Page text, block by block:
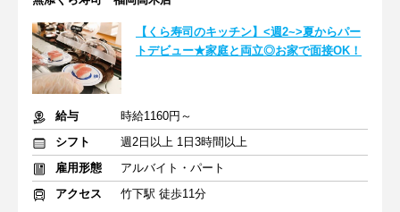
【くら寿司のキッチン】<週2~>夏からパー
トデビュー★家庭と両立◎お家で面接OK！
給与
時給1160円～
シフト
週2日以上 1日3時間以上
雇用形態
アルバイト・パート
アクセス
竹下駅 徒歩11分